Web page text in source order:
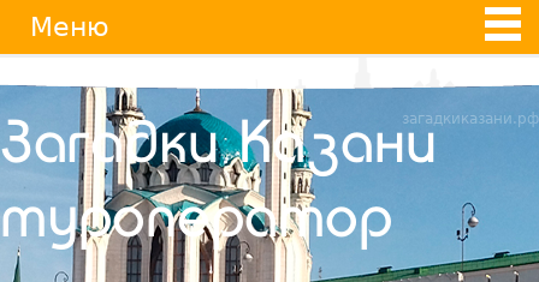
Jump
navigation
Меню
загадкиказани.рф
Загадки Казани
туроператор